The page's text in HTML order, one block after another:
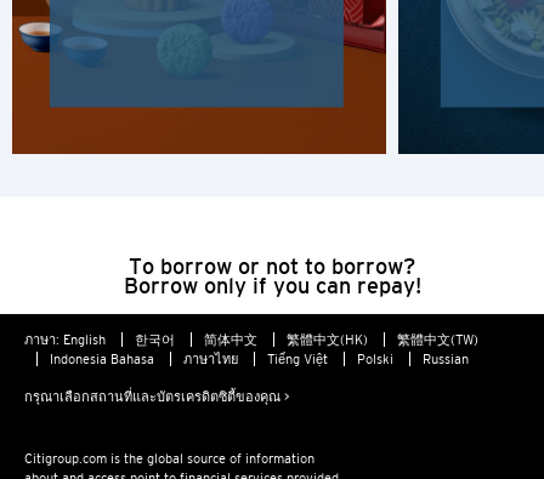
To borrow or not to borrow?
Borrow only if you can repay!
ภาษา: English 한국어 简体中文 繁體中文(HK)
繁體中文(TW)
Indonesia Bahasa
ภาษาไทย Tiếng Việt Polski Russian
กรุณาเลือกสถานที่และบัตรเครดิตซิตี้ของคุณ >
Citigroup.com is the global source of information
โตเกียว, Japan
ฮ่องกง
เกาลูน, Hong Kong
N